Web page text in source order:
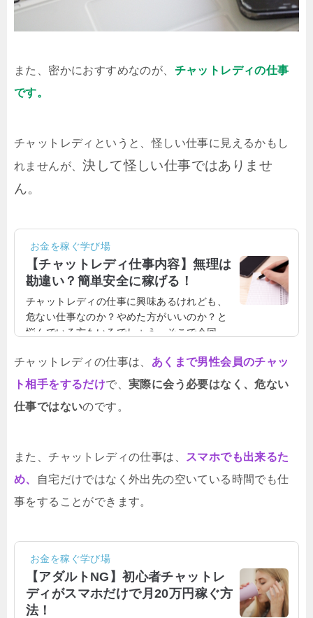
また、密かにおすすめなのが、 チャットレディの仕事
です。
チャットレディというと、怪しい仕事に見えるかもし
れませんが、決して怪しい仕事ではありませ
ん。
お金を稼ぐ学び場
【チャットレディ仕事内容】無理は
勘違い？簡単安全に稼げる！
チャットレディの仕事に興味あるけれども、
危ない仕事なのか？やめた方がいいのか？と
悩んでいる方もいるでしょう。そこで今回
か？危険なのか？について、詳しく触れてい
きたいと思います。チャットレディの仕事内
容についてまず、チャットレディの仕事が危
ないかの前に、チャットレディの仕事につい
るのが主な仕事です。世の中には、お金を払
ありません。そのよ...
チャットレディの仕事は、 あくまで男性会員のチャッ
ト相手をするだけで、実際に会う必要はなく、危ない
仕事ではないのです。
また、チャットレディの仕事は、
スマホでも出来るた
め、
自宅だけではなく外出先の空いている時間でも仕
事をすることができます。
お金を稼ぐ学び場
【アダルトNG】初心者チャットレ
ディがスマホだけで月20万円稼ぐ方
法！